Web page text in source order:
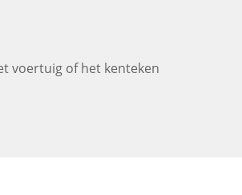
voertuig of het kenteken